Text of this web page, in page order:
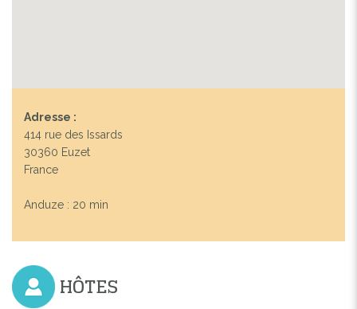
Adresse :
414 rue des Issards
30360 Euzet
France
Anduze : 20 min
HÔTES